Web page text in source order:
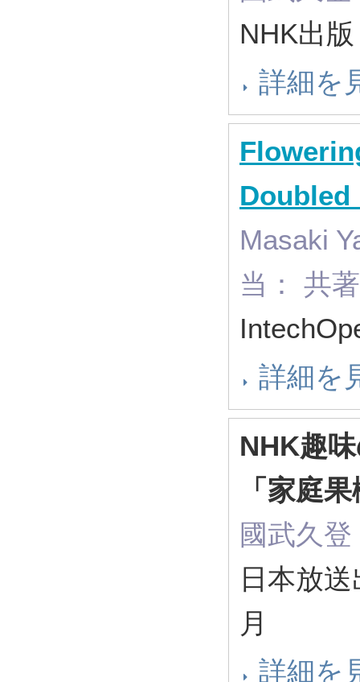
NHK出
詳細を
Doubled
Masaki
当： 共
詳細を
NHK趣
「家庭
國武久
日本放
月
詳細を